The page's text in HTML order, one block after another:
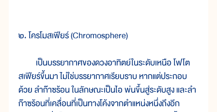
๒. โครโมสเฟียร์ (Chromosphere)
เป็นบรรยากาศของดวงอาทิตย์ในระดับเหนือ โฟโต
สเฟียร์ขึ้นมา ไม่ใช่บรรยากาศเรียบราบ หากแต่ประกอบ
ด้วย ลำก๊าซร้อน ในลักษณะเป็นไอ พ่นขึ้นสู่ระดับสูง และลำ
ก๊าซร้อนที่เคลื่อนที่เป็นทางโค้งจากตำแหน่งหนึ่งถึงอีก